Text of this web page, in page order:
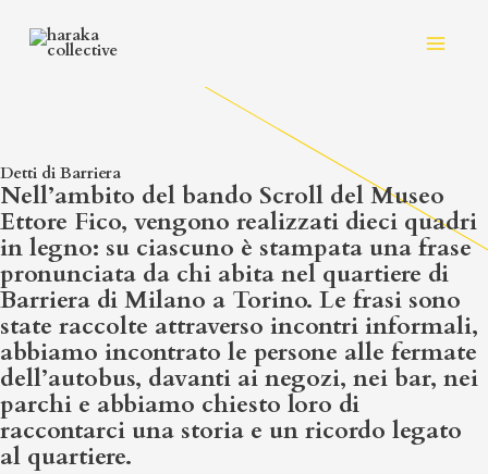
Detti di Barriera
Nell’ambito del bando Scroll del Museo
Ettore Fico, vengono realizzati dieci quadri
in legno: su ciascuno è stampata una frase
pronunciata da chi abita nel quartiere di
Barriera di Milano a Torino. Le frasi sono
state raccolte attraverso incontri informali,
abbiamo incontrato le persone alle fermate
dell’autobus, davanti ai negozi, nei bar, nei
parchi e abbiamo chiesto loro di
raccontarci una storia e un ricordo legato
al quartiere.